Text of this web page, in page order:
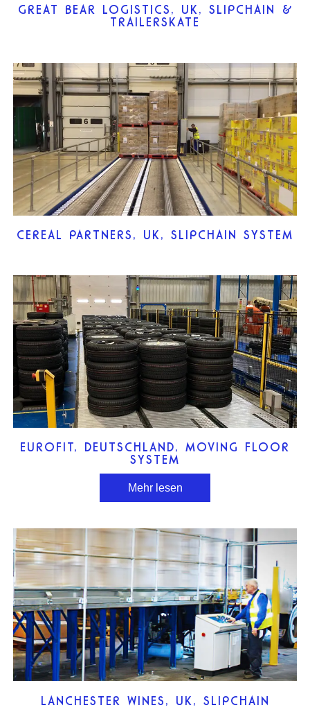
GREAT BEAR LOGISTICS, UK, SLIPCHAIN &
TRAILERSKATE
CEREAL PARTNERS, UK, SLIPCHAIN SYSTEM
EUROFIT, DEUTSCHLAND, MOVING FLOOR
SYSTEM
Mehr lesen
LANCHESTER WINES, UK, SLIPCHAIN